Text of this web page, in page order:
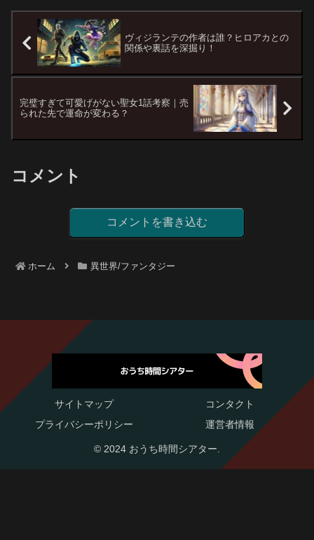
ヴィジランテの作者は誰？ヒロアカとの
関係や裏話を深掘り！
完璧すぎて可愛げがない聖女1話考察｜売
られた先で運命が変わる？
コメント
コメントを書き込む
ホーム 異世界/ファンタジー
サイトマップ
コンタクト
プライバシーポリシー
運営者情報
© 2024 おうち時間シアター.